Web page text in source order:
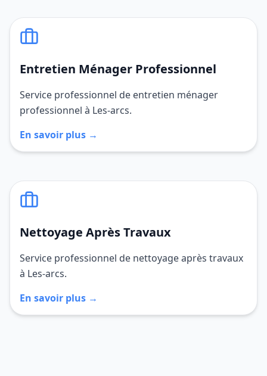
Entretien Ménager Professionnel
Service professionnel de entretien ménager
professionnel à Les-arcs.
En savoir plus →
Nettoyage Après Travaux
Service professionnel de nettoyage après travaux
à Les-arcs.
En savoir plus →